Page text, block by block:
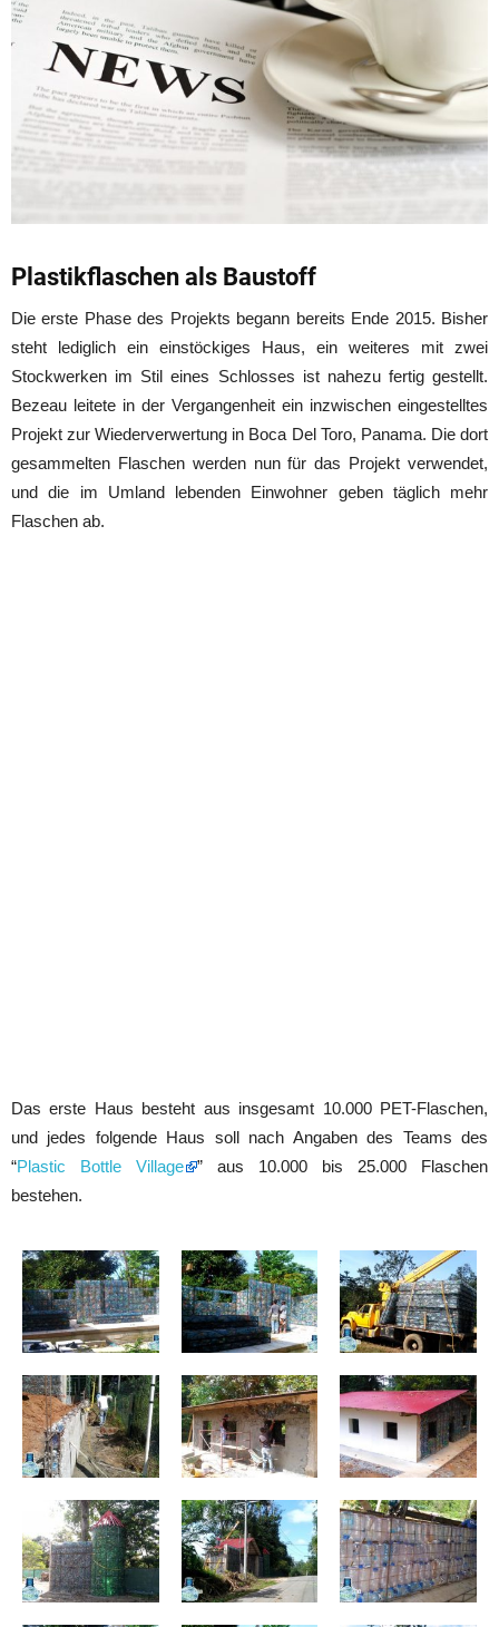
Plastikflaschen als Baustoff
Die erste Phase des Projekts begann bereits Ende 2015. Bisher
steht lediglich ein einstöckiges Haus, ein weiteres mit zwei
Stockwerken im Stil eines Schlosses ist nahezu fertig gestellt.
Bezeau leitete in der Vergangenheit ein inzwischen eingestelltes
Projekt zur Wiederverwertung in Boca Del Toro, Panama. Die dort
gesammelten Flaschen werden nun für das Projekt verwendet,
und die im Umland lebenden Einwohner geben täglich mehr
Flaschen ab.
Das erste Haus besteht aus insgesamt 10.000 PET-Flaschen,
und jedes folgende Haus soll nach Angaben des Teams des
“Plastic Bottle Village
” aus 10.000 bis 25.000 Flaschen
bestehen.